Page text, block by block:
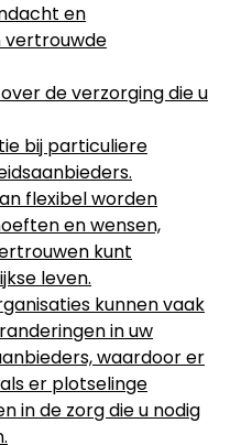
en
vertrouwde
de verzorging die u
bij particuliere
flexibel worden
en wensen,
kunt
leven.
kunnen vaak
in uw
waardoor er
er plotselinge
in de zorg die u nodig